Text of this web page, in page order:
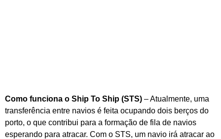
Como funciona o Ship To Ship (STS) – Atualmente, uma
transferência entre navios é feita ocupando dois berços do
porto, o que contribui para a formação de fila de navios
esperando para atracar. Com o STS, um navio irá atracar ao